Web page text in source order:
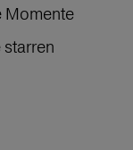
Momente